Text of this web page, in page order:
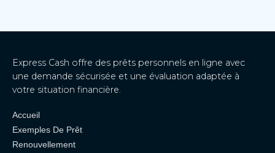
Express Cash offre des prêts personnels en ligne avec
une demande sécurisée et une évaluation adaptée à
votre situation financière.
Accueil
Exemples De Prêt
Renouvellement